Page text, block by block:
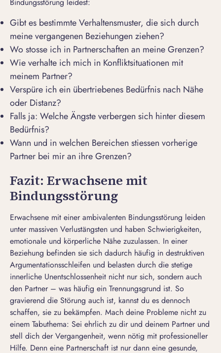
Bindungsstörung leidest:
Gibt es bestimmte Verhaltensmuster, die sich durch
meine vergangenen Beziehungen ziehen?
Wo stosse ich in Partnerschaften an meine Grenzen?
Wie verhalte ich mich in Konfliktsituationen mit
meinem Partner?
Verspüre ich ein übertriebenes Bedürfnis nach Nähe
oder Distanz?
Falls ja: Welche Ängste verbergen sich hinter diesem
Bedürfnis?
Wann und in welchen Bereichen stiessen vorherige
Partner bei mir an ihre Grenzen?
Fazit: Erwachsene mit
Bindungsstörung
Erwachsene mit einer ambivalenten Bindungsstörung leiden
unter massiven Verlustängsten und haben Schwierigkeiten,
emotionale und körperliche Nähe zuzulassen. In einer
Beziehung befinden sie sich dadurch häufig in destruktiven
Argumentationsschleifen und belasten durch die stetige
innerliche Unentschlossenheit nicht nur sich, sondern auch
den Partner – was häufig ein Trennungsgrund ist. So
gravierend die Störung auch ist, kannst du es dennoch
schaffen, sie zu bekämpfen. Mach deine Probleme nicht zu
einem Tabuthema: Sei ehrlich zu dir und deinem Partner und
stell dich der Vergangenheit, wenn nötig mit professioneller
Hilfe. Denn eine Partnerschaft ist nur dann eine gesunde,